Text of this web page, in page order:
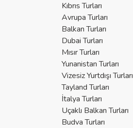
Kıbrıs Turları
Avrupa Turları
Balkan Turları
Dubai Turları
Mısır Turları
Yunanistan Turları
Vizesiz Yurtdışı Turları
Tayland Turları
İtalya Turları
Uçaklı Balkan Turları
Budva Turları